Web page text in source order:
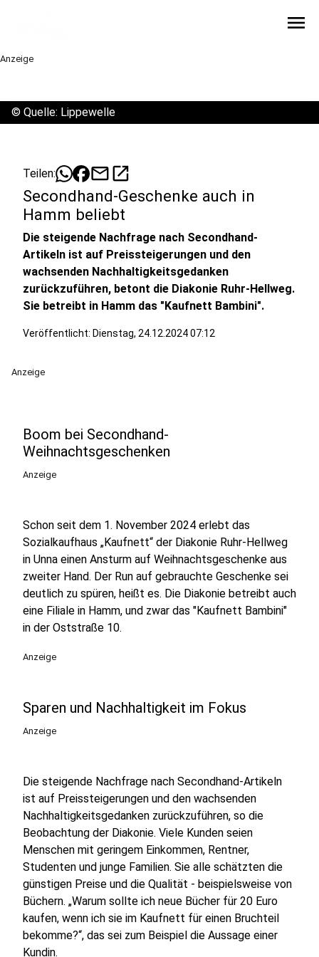
menu
Anzeige
© Quelle: Lippewelle
Teilen: mailopen_in_new
Secondhand-Geschenke auch in
Hamm beliebt
Die steigende Nachfrage nach Secondhand-
Artikeln ist auf Preissteigerungen und den
wachsenden Nachhaltigkeitsgedanken
zurückzuführen, betont die Diakonie Ruhr-Hellweg.
Sie betreibt in Hamm das "Kaufnett Bambini".
Veröffentlicht: Dienstag, 24.12.2024 07:12
Anzeige
Boom bei Secondhand-
Weihnachtsgeschenken
Anzeige
Schon seit dem 1. November 2024 erlebt das
Sozialkaufhaus „Kaufnett“ der Diakonie Ruhr-Hellweg
in Unna einen Ansturm auf Weihnachtsgeschenke aus
zweiter Hand. Der Run auf gebrauchte Geschenke sei
deutlich zu spüren, heißt es. Die Diakonie betreibt auch
eine Filiale in Hamm, und zwar das "Kaufnett Bambini"
in der Oststraße 10.
Anzeige
Sparen und Nachhaltigkeit im Fokus
Anzeige
Die steigende Nachfrage nach Secondhand-Artikeln
ist auf Preissteigerungen und den wachsenden
Nachhaltigkeitsgedanken zurückzuführen, so die
Beobachtung der Diakonie. Viele Kunden seien
Menschen mit geringem Einkommen, Rentner,
Studenten und junge Familien. Sie alle schätzten die
günstigen Preise und die Qualität - beispielsweise von
Büchern. „Warum sollte ich neue Bücher für 20 Euro
kaufen, wenn ich sie im Kaufnett für einen Bruchteil
bekomme?“, das sei zum Beispiel die Aussage einer
Kundin.